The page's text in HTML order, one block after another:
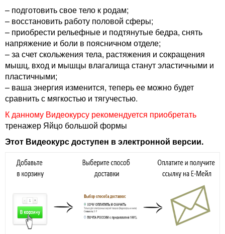
– подготовить свое тело к родам;
– восстановить работу половой сферы;
– приобрести рельефные и подтянутые бедра, снять
напряжение и боли в поясничном отделе;
– за счет скольжения тела, растяжения и сокращения
мышц, вход и мышцы влагалища станут эластичными и
пластичными;
– ваша энергия изменится, теперь ее можно будет
сравнить с мягкостью и тягучестью.
К данному Видеокурсу рекомендуется приобретать
тренажер Яйцо большой формы
Этот Видеокурс доступен в электронной версии.